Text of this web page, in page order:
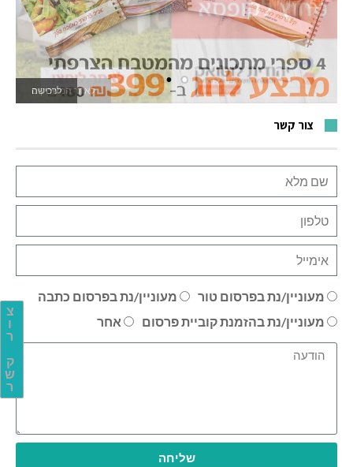
צ
ו
ר
ק
ש
ר
לאתר המשחקים
צור קשר
מעוניין/נת בפרסום טור
מעוניין/נת בפרסום כתבה
מעוניין/נת בהזמנת קוביית פרסום
אחר
שליחה